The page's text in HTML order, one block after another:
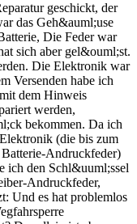
geschickt, der
das Geh&auml;use
Die Feder war
sich aber gel&ouml;st.
Die Elektronik war
Versenden habe ich
dem Hinweis
werden,
bekommen. Da ich
(die bis zum
Andruckfeder)
ich den Schl&uuml;ssel
Andruckfeder,
Und es hat problemlos